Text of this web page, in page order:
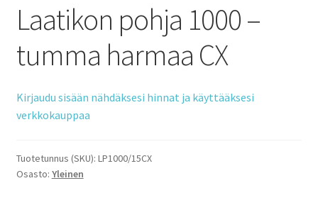
Laatikon pohja 1000 –
tumma harmaa CX
Kirjaudu sisään nähdäksesi hinnat ja käyttääksesi
verkkokauppaa
Tuotetunnus (SKU): LP1000/15CX
Osasto: Yleinen